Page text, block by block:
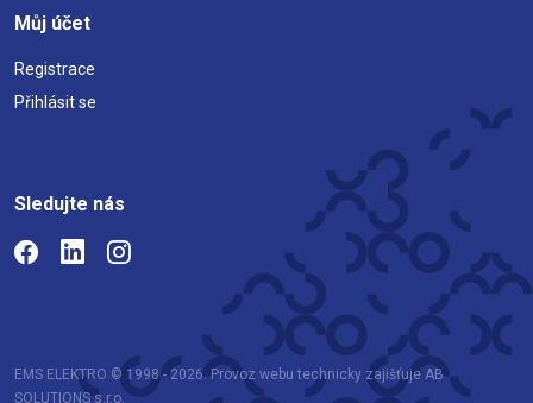
Můj účet
Registrace
Přihlásit se
Sledujte nás
EMS ELEKTRO © 1998 - 2026. Provoz webu technicky zajišťuje AB
SOLUTIONS s.r.o.